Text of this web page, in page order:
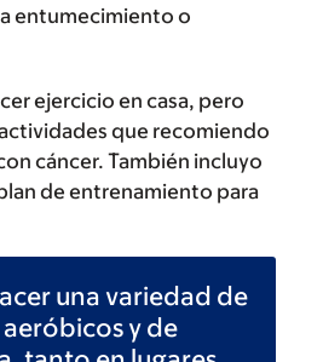
entumecimiento o
ejercicio en casa, pero
que recomiendo
cáncer. También incluyo
de entrenamiento para
una variedad de
y de